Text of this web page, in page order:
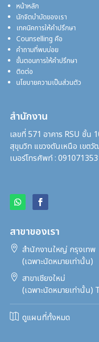
หน้าหลัก
นักจิตบำบัดของเรา
เทคนิคการให้คำปรึกษา
Counselling คือ
คำถามที่พบบ่อย
ขั้นตอนการให้คำปรึกษา
ติดต่อ
นโยบายความเป็นส่วนตัว
สำนักงาน
เลขที่ 571 อาคาร RSU ชั้น
สุขุมวิท แขวงตันเหนือ เขต
เบอร์โทรศัพท์ :
สาขาของเรา
 สำนักงานใหญ่ กรุงเทพ
(เฉพาะนัดหมายเท่านั้น)
 สาขาเชียงใหม่
(เฉพาะนัดหมายเท่านั้น)
 ดูแผนที่ทั้งหมด